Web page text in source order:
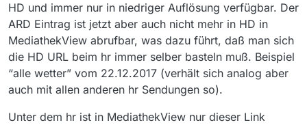
HD und immer nur in niedriger Auflösung verfügbar. Der
ARD Eintrag ist jetzt aber auch nicht mehr in HD in
MediathekView abrufbar, was dazu führt, daß man sich
die HD URL beim hr immer selber basteln muß. Beispiel
“alle wetter” vom 22.12.2017 (verhält sich analog aber
auch mit allen anderen hr Sendungen so).
Unter dem hr ist in MediathekView nur dieser Link